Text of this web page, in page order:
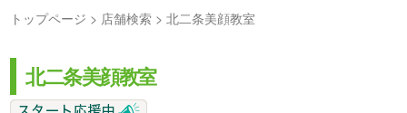
トップページ 店舗検索 北二条美顔教室
北二条美顔教室